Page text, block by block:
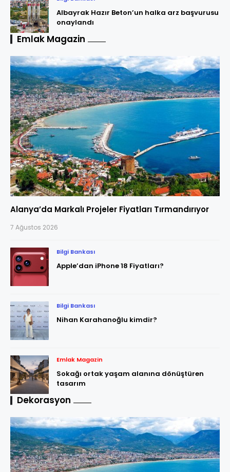
Albayrak Hazır Beton’un halka arz başvurusu
onaylandı
Emlak Magazin
Alanya’da Markalı Projeler Fiyatları Tırmandırıyor
7 Ağustos 2026
Bilgi Bankası
Apple’dan iPhone 18 Fiyatları?
Bilgi Bankası
Nihan Karahanoğlu kimdir?
Emlak Magazin
Sokağı ortak yaşam alanına dönüştüren
tasarım
Dekorasyon